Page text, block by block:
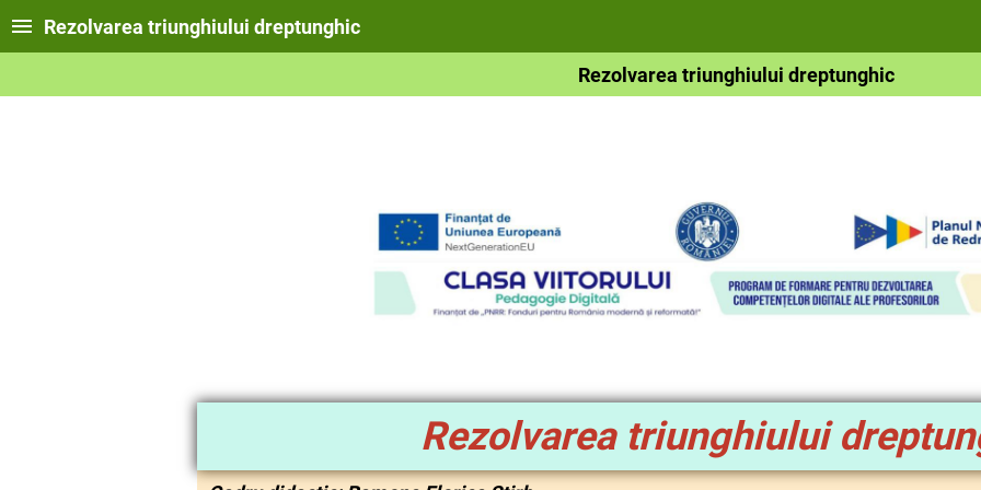
Rezolvarea triunghiului dreptunghic
Rezolvarea triunghiului dreptunghic
Rezolvarea triunghiului